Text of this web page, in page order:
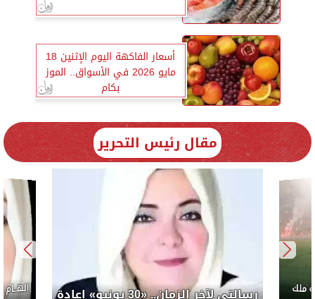
أسعار الفاكهة اليوم الإثنين 18
مايو 2026 في الأسواق.. الموز
بكام
مقال رئيس التحرير
إلهام شرشر تكتب: «صلاح» ملك